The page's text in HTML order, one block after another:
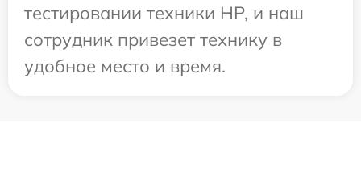
тестировании техники HP, и наш
сотрудник привезет технику в
удобное место и время.